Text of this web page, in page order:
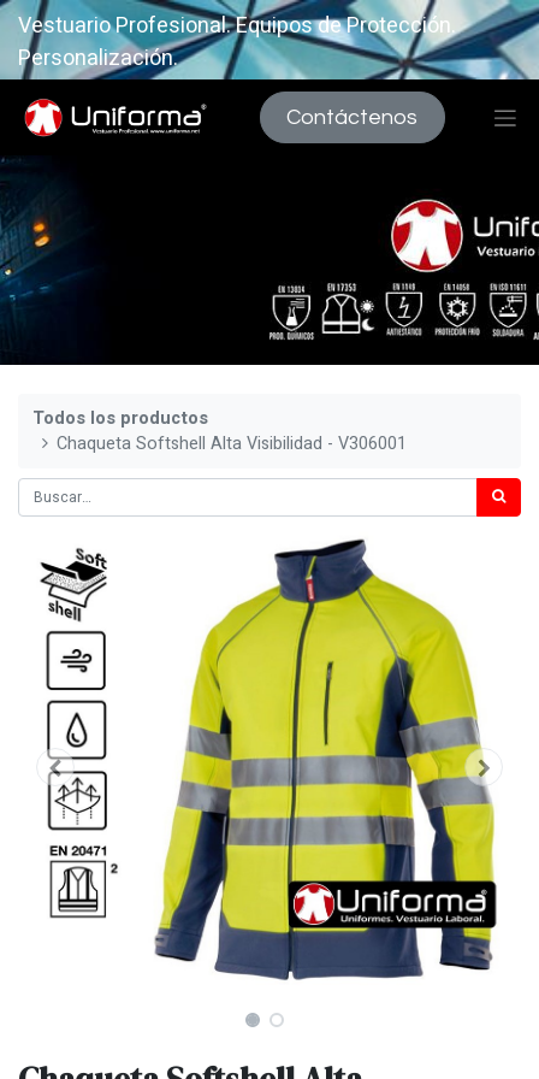
Vestuario Profesional. Equipos de Protección.
Personalización.
Contáctenos
Todos los productos
Chaqueta Softshell Alta Visibilidad - V306001